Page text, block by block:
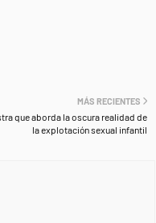
MÁS RECIENTES
que aborda la oscura realidad de
la explotación sexual infantil